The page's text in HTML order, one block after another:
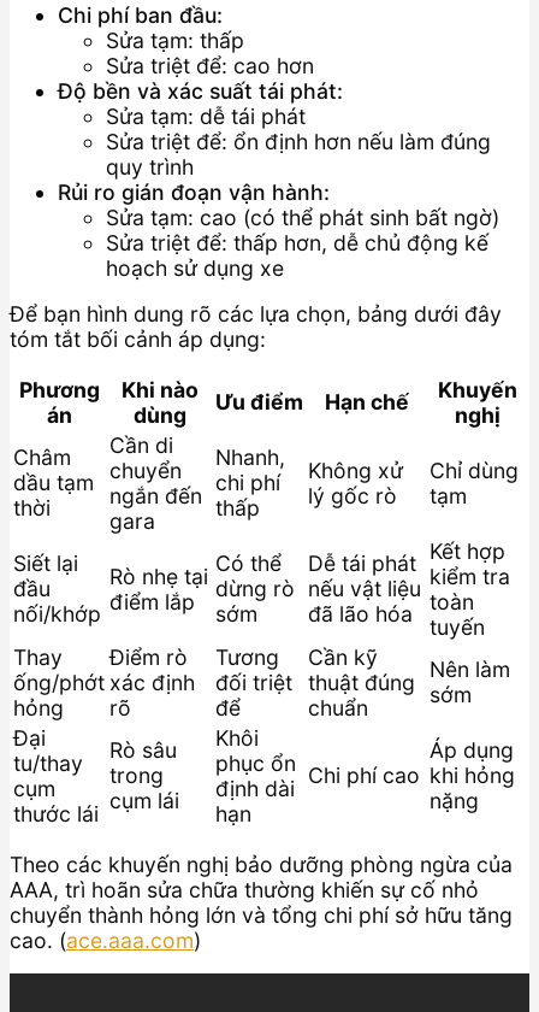
Chi phí ban đầu:
Sửa tạm: thấp
Sửa triệt để: cao hơn
Độ bền và xác suất tái phát:
Sửa tạm: dễ tái phát
Sửa triệt để: ổn định hơn nếu làm đúng
quy trình
Rủi ro gián đoạn vận hành:
Sửa tạm: cao (có thể phát sinh bất ngờ)
Sửa triệt để: thấp hơn, dễ chủ động kế
hoạch sử dụng xe
Để bạn hình dung rõ các lựa chọn, bảng dưới đây
tóm tắt bối cảnh áp dụng:
Phương
án
Khi nào
dùng
Ưu điểm Hạn chế
Khuyến
nghị
Châm
dầu tạm
thời
Cần di
chuyển
ngắn đến
gara
Nhanh,
chi phí
thấp
Không xử
lý gốc rò
Chỉ dùng
tạm
Siết lại
đầu
nối/khớp
Rò nhẹ tại
điểm lắp
Có thể
dừng rò
sớm
Dễ tái phát
nếu vật liệu
đã lão hóa
Kết hợp
kiểm tra
toàn
tuyến
Thay
ống/phớt
hỏng
Điểm rò
xác định
rõ
Tương
đối triệt
để
Cần kỹ
thuật đúng
chuẩn
Nên làm
sớm
Đại
tu/thay
cụm
thước lái
Rò sâu
trong
cụm lái
Khôi
phục ổn
định dài
hạn
Chi phí cao
Áp dụng
khi hỏng
nặng
Theo các khuyến nghị bảo dưỡng phòng ngừa của
AAA, trì hoãn sửa chữa thường khiến sự cố nhỏ
chuyển thành hỏng lớn và tổng chi phí sở hữu tăng
cao. (ace.aaa.com)